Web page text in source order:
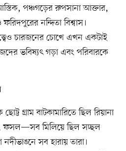
আস্তিক, পঞ্চগড়ের রুপসানা আক্তার,
নন্দিতা বিশ্বাস।
চারজনের চোখে এখন একটাই
ভবিষ্যৎ গড়া এবং পরিবারকে
ছোট্ট গ্রাম বাটকামারিতে ছিল রিয়ানা
ফসল—সব মিলিয়ে ছিল সচ্ছল
সব হারায় তারা।